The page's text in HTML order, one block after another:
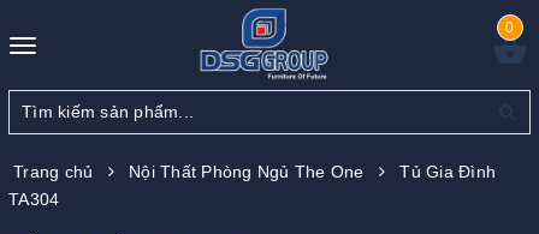
Toggle
0
Trang chủ Nội Thất Phòng Ngủ The One
Tủ Gia Đình
TA304